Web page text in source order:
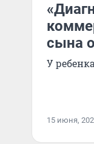
сына
У
15 июня,